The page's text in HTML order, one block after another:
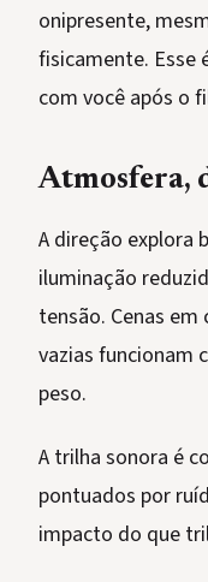
onipresente,
fisicamente. Esse
com você após o
Atmosfera,
A direção explora
iluminação
tensão. Cenas
vazias funcionam
peso.
A trilha sonora é
pontuados por
impacto do que